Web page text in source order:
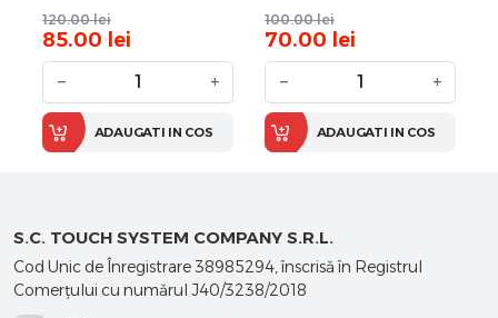
Amazon Alexa
120.00 lei
85.00 lei
− +
ADAUGATI IN COS
100.00 lei
70.00 lei
− +
ADAUGATI IN COS
S.C. TOUCH SYSTEM COMPANY S.R.L.
Cod Unic de Înregistrare 38985294, înscrisă în Registrul
Comerţului cu numărul J40/3238/2018